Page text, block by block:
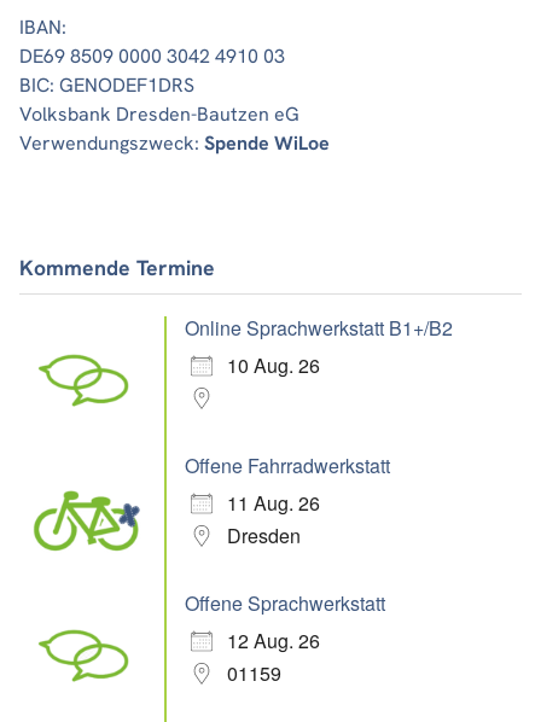
IBAN:
DE69 8509 0000 3042 4910 03
BIC: GENODEF1DRS
Volksbank Dresden-Bautzen eG
Verwendungszweck: Spende WiLoe
Kommende Termine
Online Sprachwerkstatt B1+/B2
10 Aug. 26
Offene Fahrradwerkstatt
11 Aug. 26
Dresden
Offene Sprachwerkstatt
12 Aug. 26
01159